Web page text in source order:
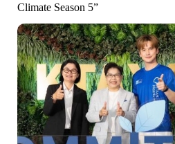
Climate Season 5”